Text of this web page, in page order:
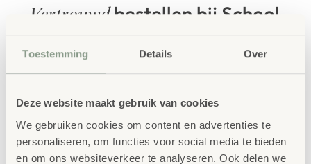
Toestemming Details Over
Deze website maakt gebruik van cookies
We gebruiken cookies om content en advertenties te
personaliseren, om functies voor social media te bieden
en om ons websiteverkeer te analyseren. Ook delen we
Vertrouwdbestellen bij School
Concept
School Concept is de specialist in
leeromgeving inspireert wanneer deze
aansluit bij de behoeften van kinderen én
leerkrachten.